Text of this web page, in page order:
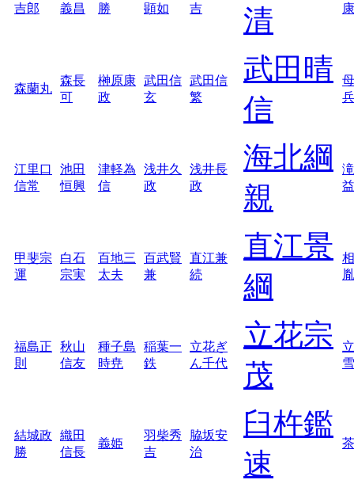
吉郎
義昌
勝
顕如
吉
清
康
森蘭丸
森長
可
榊原康
政
武田信
玄
武田信
繁
武田晴
信
江里口
信常
池田
恒興
津軽為
信
浅井久
政
浅井長
政
海北綱
親
益
甲斐宗
運
白石
宗実
百地三
太夫
百武賢
兼
直江兼
続
直江景
綱
胤
福島正
則
秋山
信友
種子島
時尭
稲葉一
鉄
立花ぎ
ん千代
立花宗
茂
雪
結城政
勝
織田
信長
義姫
羽柴秀
吉
脇坂安
治
臼杵鑑
速